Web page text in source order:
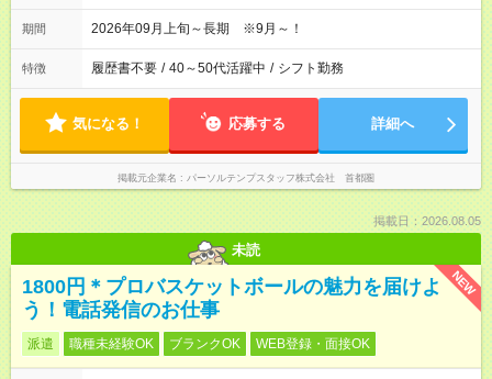
期間 2026年09月上旬～長期 ※9月～！
特徴 履歴書不要 / 40～50代活躍中 / シフト勤務
気になる！ 応募する 詳細へ
掲載元企業名 パーソルテンプスタッフ株式会社 首都圏
掲載日：2026.08.05
未読
NEW
1800円＊プロバスケットボールの魅力を届けよ
う！電話発信のお仕事
派遣 職種未経験OK ブランクOK WEB登録・面接OK